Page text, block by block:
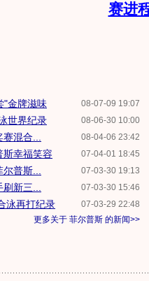
赛进
08-07-09 19:07
"金牌滋味
08-06-30 10:00
世界纪录
08-04-06 23:42
混合...
07-04-01 18:45
斯幸福笑容
07-03-30 19:13
普斯...
07-03-30 15:46
新三...
07-03-29 22:48
泳再打纪录
更多关于 菲尔普斯 的新闻>>